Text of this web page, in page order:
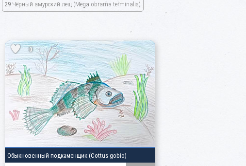
29 Чёрный амурский лещ (Megalobrama terminalis)
0
Обыкновенный подкаменщик (Cottus gobio)